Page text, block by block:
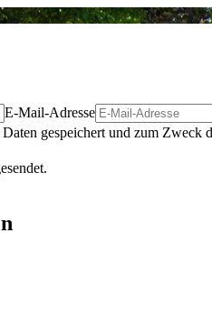
E-Mail-Adresse
gespeichert und zum